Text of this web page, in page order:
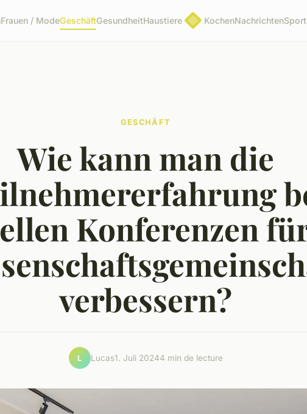
Frauen / ModeGeschäftGesundheitHaustiere KochenNachrichtenSport
GESCHÄFT
Wie kann man die
Konferenzen
verbessern?
L Lucas1. Juli 20244 min de lecture